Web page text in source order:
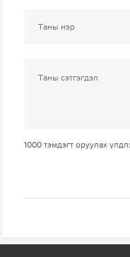
1000 тэмдэгт оруулах